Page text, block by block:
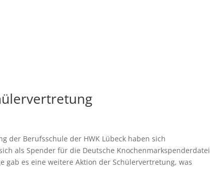
der Berufsschule der HWK Lübeck haben sich
als Spender für die Deutsche Knochenmarkspenderdatei
gab es eine weitere Aktion der Schülervertretung, was